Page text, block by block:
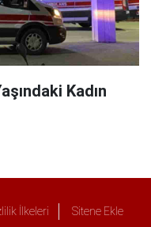
Kadın
İlkeleri Sitene Ekle